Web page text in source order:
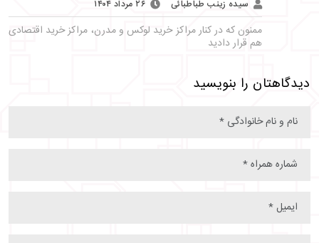
سیده زینب طباطبائی ۲۶ مرداد ۱۴۰۴
ممنون که در کنار مراکز خرید لوکس و مدرن، مراکز خرید اقتصادی
هم قرار دادید
دیدگاهتان را بنویسید